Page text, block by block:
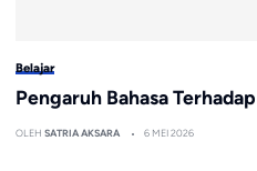
Belajar
Pengaruh Bahasa
OLEH SATRIA AKSARA 6 MEI 2026